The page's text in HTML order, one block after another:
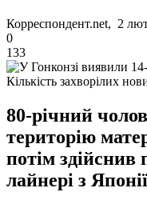
Корреспондент.net, 2
0
133
Кількість захворілих
80-річний
територію
потім здійснив
лайнері з